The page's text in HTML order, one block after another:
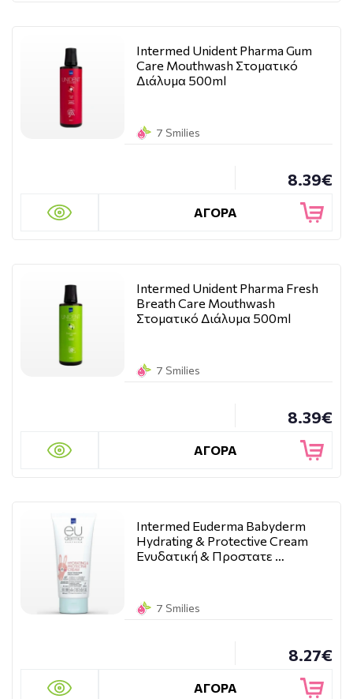
Intermed Unident Pharma Gum
Care Mouthwash Στοματικό
Διάλυμα 500ml
7 Smilies
8.39€
ΑΓΟΡΑ
Intermed Unident Pharma Fresh
Breath Care Mouthwash
Στοματικό Διάλυμα 500ml
7 Smilies
8.39€
ΑΓΟΡΑ
Intermed Euderma Babyderm
Hydrating & Protective Cream
Ενυδατική & Προστατε …
7 Smilies
8.27€
ΑΓΟΡΑ